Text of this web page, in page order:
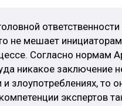
не мешает
Согласно нормам
никакое заключение
злоупотреблениях, то
экспертов